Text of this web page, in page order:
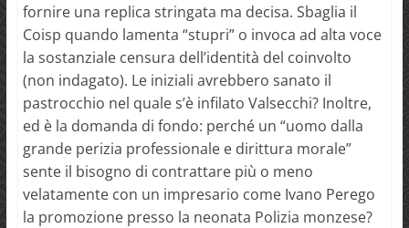
fornire una replica stringata ma decisa. Sbaglia il
Coisp quando lamenta “stupri” o invoca ad alta voce
la sostanziale censura dell’identità del coinvolto
(non indagato). Le iniziali avrebbero sanato il
pastrocchio nel quale s’è infilato Valsecchi? Inoltre,
ed è la domanda di fondo: perché un “uomo dalla
grande perizia professionale e dirittura morale”
sente il bisogno di contrattare più o meno
velatamente con un impresario come Ivano Perego
la promozione presso la neonata Polizia monzese?